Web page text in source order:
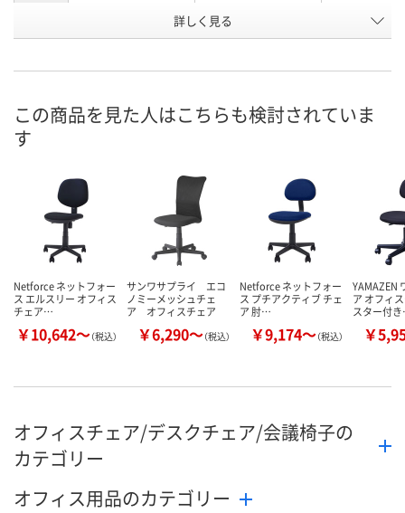
X951954 X951955
8月24日（月）まで
した
カゴへ
販売停止中
詳しく見る
この商品を見た人はこちらも検討されていま
す
Netforce ネットフォー
ス エルスリー オフィス
チェア…
￥10,642～（税込）
サンワサプライ エコ
ノミーメッシュチェ
ア オフィスチェア
￥6,290～（税込）
Netforce ネットフォー
ス プチアクティブ チェ
ア 肘…
￥9,174～（税込）
YAMAZEN
ア オフィ
スター付
￥
オフィスチェア/デスクチェア/会議椅子の
カテゴリー
オフィス用品のカテゴリー